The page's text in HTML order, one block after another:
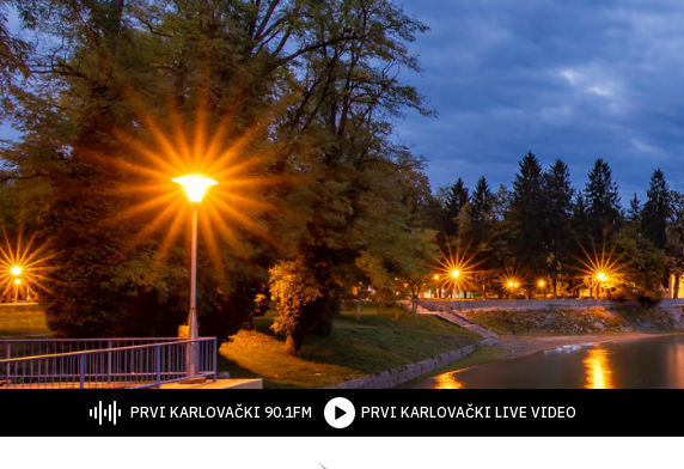
PRVI KARLOVAČKI 90.1FM PRVI KARLOVAČKI LIVE VIDEO